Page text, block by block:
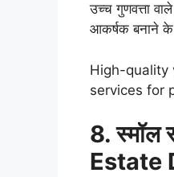
उच्च गुणवत्ता
आकर्षक बनाने के
High-quality
services for
8.
Estate